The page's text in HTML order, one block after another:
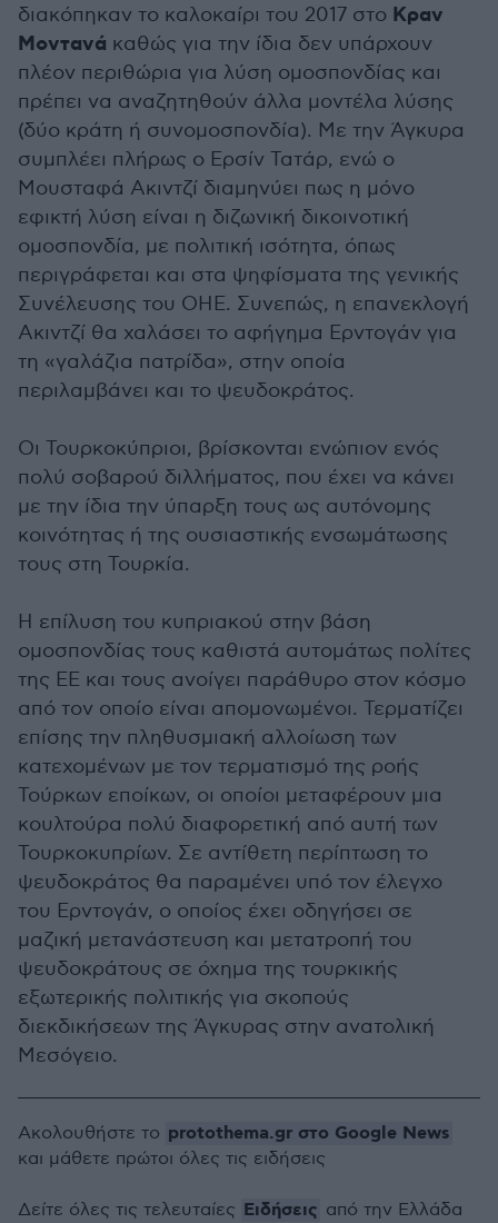
διακόπηκαν το καλοκαίρι του 2017 στο Κραν
Μοντανά καθώς για την ίδια δεν υπάρχουν
πλέον περιθώρια για λύση ομοσπονδίας και
πρέπει να αναζητηθούν άλλα μοντέλα λύσης
(δύο κράτη ή συνομοσπονδία). Με την Άγκυρα
συμπλέει πλήρως ο Ερσίν Τατάρ, ενώ ο
Μουσταφά Ακιντζί διαμηνύει πως η μόνο
εφικτή λύση είναι η διζωνική δικοινοτική
ομοσπονδία, με πολιτική ισότητα, όπως
περιγράφεται και στα ψηφίσματα της γενικής
Συνέλευσης του ΟΗΕ. Συνεπώς, η επανεκλογή
Ακιντζί θα χαλάσει το αφήγημα Ερντογάν για
τη «γαλάζια πατρίδα», στην οποία
περιλαμβάνει και το ψευδοκράτος.
Οι Τουρκοκύπριοι, βρίσκονται ενώπιον ενός
πολύ σοβαρού διλλήματος, που έχει να κάνει
με την ίδια την ύπαρξη τους ως αυτόνομης
κοινότητας ή της ουσιαστικής ενσωμάτωσης
τους στη Τουρκία.
Η επίλυση του κυπριακού στην βάση
ομοσπονδίας τους καθιστά αυτομάτως πολίτες
της ΕΕ και τους ανοίγει παράθυρο στον κόσμο
από τον οποίο είναι απομονωμένοι. Τερματίζει
επίσης την πληθυσμιακή αλλοίωση των
κατεχομένων με τον τερματισμό της ροής
Τούρκων εποίκων, οι οποίοι μεταφέρουν μια
κουλτούρα πολύ διαφορετική από αυτή των
Τουρκοκυπρίων. Σε αντίθετη περίπτωση το
ψευδοκράτος θα παραμένει υπό τον έλεγχο
του Ερντογάν, ο οποίος έχει οδηγήσει σε
μαζική μετανάστευση και μετατροπή του
ψευδοκράτους σε όχημα της τουρκικής
εξωτερικής πολιτικής για σκοπούς
διεκδικήσεων της Άγκυρας στην ανατολική
Μεσόγειο.
Ακολουθήστε το protothema.gr στο Google News
και μάθετε πρώτοι όλες τις ειδήσεις
Δείτε όλες τις τελευταίες Ειδήσεις από την Ελλάδα